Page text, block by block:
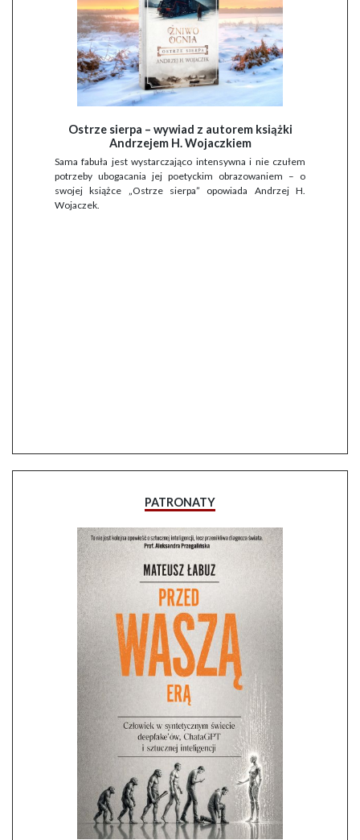
Ostrze sierpa – wywiad z autorem książki
Andrzejem H. Wojaczkiem
Sama fabuła jest wystarczająco intensywna i nie czułem
potrzeby ubogacania jej poetyckim obrazowaniem – o
swojej książce „Ostrze sierpa” opowiada Andrzej H.
Wojaczek.
PATRONATY